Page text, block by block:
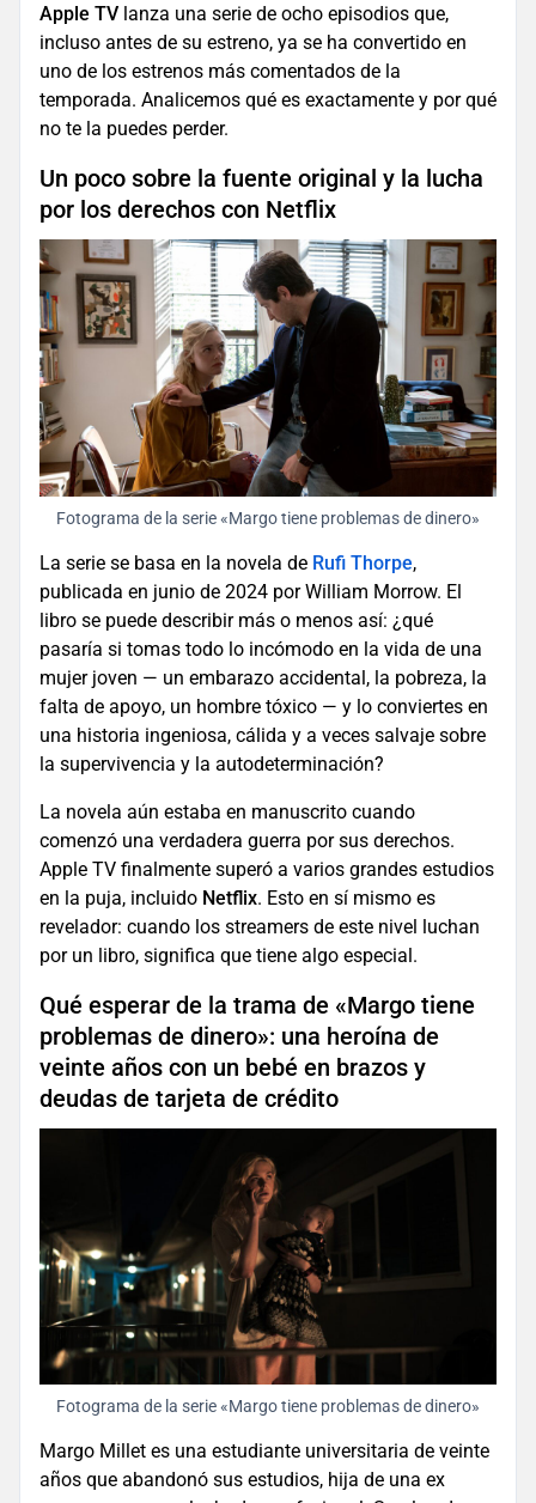
Apple TV lanza una serie de ocho episodios que,
incluso antes de su estreno, ya se ha convertido en
uno de los estrenos más comentados de la
temporada. Analicemos qué es exactamente y por qué
no te la puedes perder.
Un poco sobre la fuente original y la lucha
por los derechos con Netflix
Fotograma de la serie «Margo tiene problemas de dinero»
La serie se basa en la novela de Rufi Thorpe,
publicada en junio de 2024 por William Morrow. El
libro se puede describir más o menos así: ¿qué
pasaría si tomas todo lo incómodo en la vida de una
mujer joven — un embarazo accidental, la pobreza, la
falta de apoyo, un hombre tóxico — y lo conviertes en
una historia ingeniosa, cálida y a veces salvaje sobre
la supervivencia y la autodeterminación?
La novela aún estaba en manuscrito cuando
comenzó una verdadera guerra por sus derechos.
Apple TV finalmente superó a varios grandes estudios
en la puja, incluido Netflix. Esto en sí mismo es
revelador: cuando los streamers de este nivel luchan
por un libro, significa que tiene algo especial.
Qué esperar de la trama de «Margo tiene
problemas de dinero»: una heroína de
veinte años con un bebé en brazos y
deudas de tarjeta de crédito
Fotograma de la serie «Margo tiene problemas de dinero»
Margo Millet es una estudiante universitaria de veinte
años que abandonó sus estudios, hija de una ex